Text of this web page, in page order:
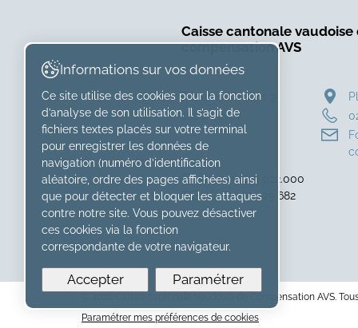
Caisse cantonale vaudoise
compensation AVS
Rue des Moulins 3
1800 Vevey
Caisse numéro 022.000
IDE : CHE-265.425.682
© 2026 Caisse cantonale vaudoise de Compensation AVS.
Paramétrer mes préférences de cookies
Informations sur vos données
Ce site utilise des cookies pour la fonction
d’analyse de son utilisation. Il s’agit de
fichiers textes placés sur votre terminal
pour enregistrer les données de
navigation (numéro d’identification
aléatoire, ordre des pages affichées) ainsi
que pour détecter et bloquer les attaques
contre notre site. Vous pouvez désactiver
ces cookies via la fonction
correspondante de votre navigateur.
Accepter Paramétrer